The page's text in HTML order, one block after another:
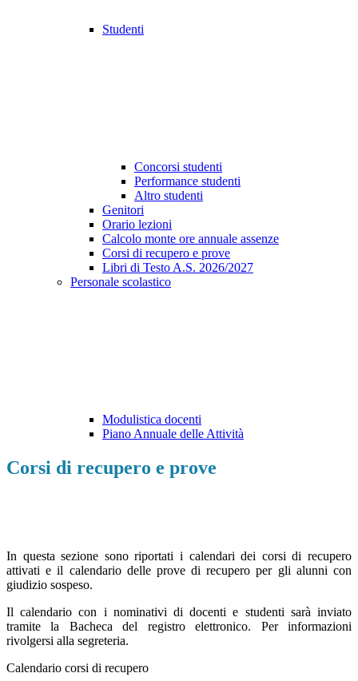
Studenti
Concorsi studenti
Performance studenti
Altro studenti
Genitori
Orario lezioni
Calcolo monte ore annuale assenze
Corsi di recupero e prove
Libri di Testo A.S. 2026/2027
Personale scolastico
Modulistica docenti
Piano Annuale delle Attività
Corsi di recupero e prove
In questa sezione sono riportati i calendari dei corsi di recupero
attivati e il calendario delle prove di recupero per gli alunni con
giudizio sospeso.
Il calendario con i nominativi di docenti e studenti sarà inviato
tramite la Bacheca del registro elettronico. Per informazioni
rivolgersi alla segreteria.
Calendario corsi di recupero